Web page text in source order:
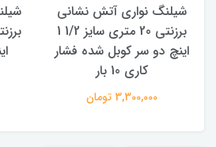
شیلنگ نواری آتش نشانی
برزنتی 20 متری سایز 1/2 1
اینچ دو سر کوبل شده فشار
کاری 10 بار
3,300,000 تومان